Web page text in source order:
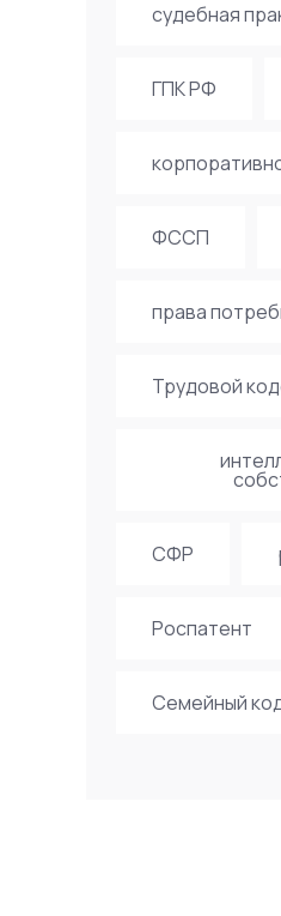
судебная
ГПК РФ
ФССП
права
Трудовой
СФР
Роспатент
Семейный